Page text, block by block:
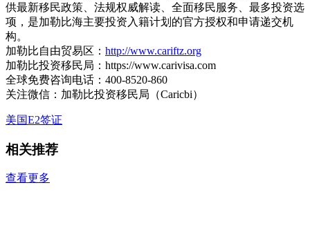
供最新移民政策、法规权威解读、全面移民服务、最多投资选
项，是加勒比海主要投资入籍计划的官方授权和申请递交机
构。
加勒比自由贸易区： http://www.cariftz.org
加勒比投资移民局：https://www.carivisa.com
全球免费咨询电话：400-8520-860
关注微信：加勒比投资移民局（Caricbi）
美国E2签证
相关推荐
查看更多